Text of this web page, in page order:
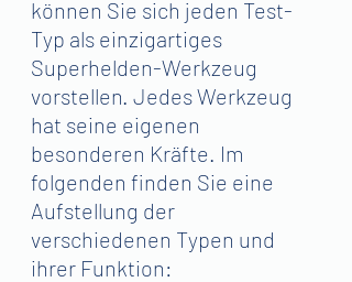
können Sie sich jeden Test-
Typ als einzigartiges
Superhelden-Werkzeug
vorstellen. Jedes Werkzeug
hat seine eigenen
besonderen Kräfte. Im
folgenden finden Sie eine
Aufstellung der
verschiedenen Typen und
ihrer Funktion: